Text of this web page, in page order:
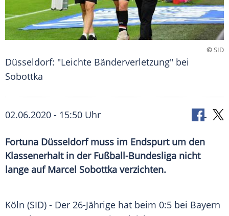
©SID
Düsseldorf: "Leichte Bänderverletzung" bei
Sobottka
02.06.2020 - 15:50 Uhr
Fortuna Düsseldorf muss im Endspurt um den
Klassenerhalt in der Fußball-Bundesliga nicht
lange auf Marcel Sobottka verzichten.
Köln (SID) - Der 26-Jährige hat beim 0:5 bei Bayern